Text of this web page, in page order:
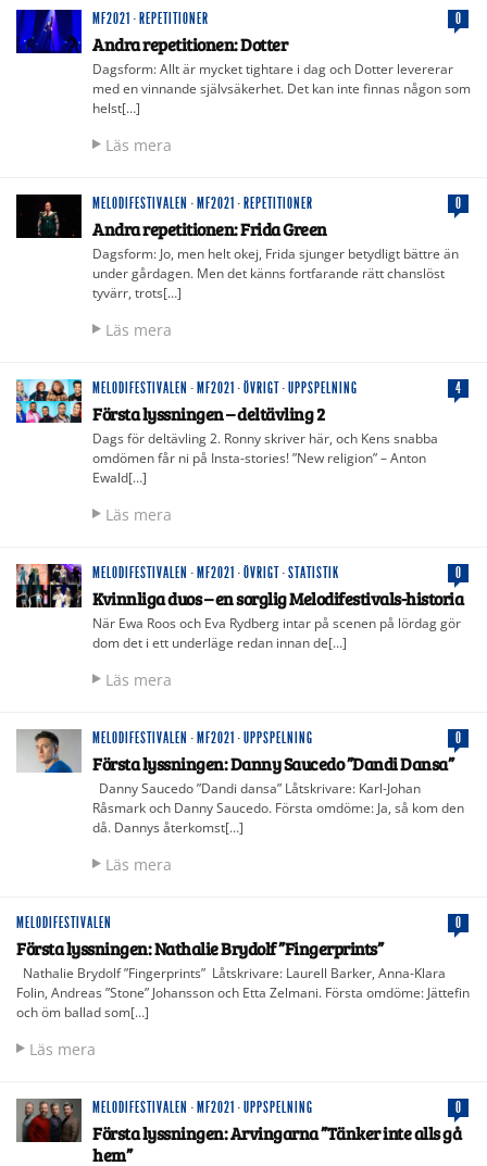
MF2021 · REPETITIONER 0
Andra repetitionen: Dotter
Dagsform: Allt är mycket tightare i dag och Dotter levererar
med en vinnande självsäkerhet. Det kan inte finnas någon som
helst[…]
Läs mera
MELODIFESTIVALEN · MF2021 · REPETITIONER 0
Andra repetitionen: Frida Green
Dagsform: Jo, men helt okej, Frida sjunger betydligt bättre än
under gårdagen. Men det känns fortfarande rätt chanslöst
tyvärr, trots[…]
Läs mera
MELODIFESTIVALEN · MF2021 ·ÖVRIGT·UPPSPELNING 4
Första lyssningen – deltävling 2
Dags för deltävling 2. Ronny skriver här, och Kens snabba
omdömen får ni på Insta-stories! ”New religion” – Anton
Ewald[…]
Läs mera
MELODIFESTIVALEN · MF2021 ·ÖVRIGT·STATISTIK 0
Kvinnliga duos – en sorglig Melodifestivals-historia
När Ewa Roos och Eva Rydberg intar på scenen på lördag gör
dom det i ett underläge redan innan de[…]
Läs mera
MELODIFESTIVALEN · MF2021 ·UPPSPELNING 0
Första lyssningen: Danny Saucedo ”Dandi Dansa”
Danny Saucedo ”Dandi dansa” Låtskrivare: Karl-Johan
Råsmark och Danny Saucedo. Första omdöme: Ja, så kom den
då. Dannys återkomst[…]
Läs mera
MELODIFESTIVALEN 0
Första lyssningen: Nathalie Brydolf ”Fingerprints”
Nathalie Brydolf ”Fingerprints” Låtskrivare: Laurell Barker, Anna-Klara
Folin, Andreas ”Stone” Johansson och Etta Zelmani. Första omdöme: Jättefin
och öm ballad som[…]
Läs mera
MELODIFESTIVALEN · MF2021 ·UPPSPELNING 0
Första lyssningen: Arvingarna ”Tänker inte alls gå
hem”